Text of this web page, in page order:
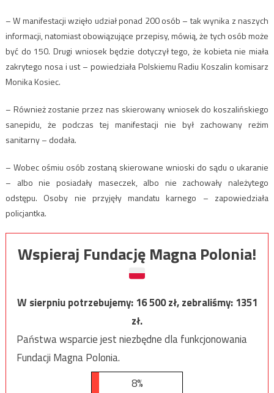
– W manifestacji wzięło udział ponad 200 osób – tak wynika z naszych
informacji, natomiast obowiązujące przepisy, mówią, że tych osób może
być do 150. Drugi wniosek będzie dotyczył tego, że kobieta nie miała
zakrytego nosa i ust – powiedziała Polskiemu Radiu Koszalin komisarz
Monika Kosiec.
– Również zostanie przez nas skierowany wniosek do koszalińskiego
sanepidu, że podczas tej manifestacji nie był zachowany reżim
sanitarny – dodała.
– Wobec ośmiu osób zostaną skierowane wnioski do sądu o ukaranie
– albo nie posiadały maseczek, albo nie zachowały należytego
odstępu. Osoby nie przyjęły mandatu karnego – zapowiedziała
policjantka.
Wspieraj Fundację Magna Polonia!
W sierpniu potrzebujemy:16 500zł, zebraliśmy:1351
zł.
Państwa wsparcie jest niezbędne dla funkcjonowania
Fundacji Magna Polonia.
8%